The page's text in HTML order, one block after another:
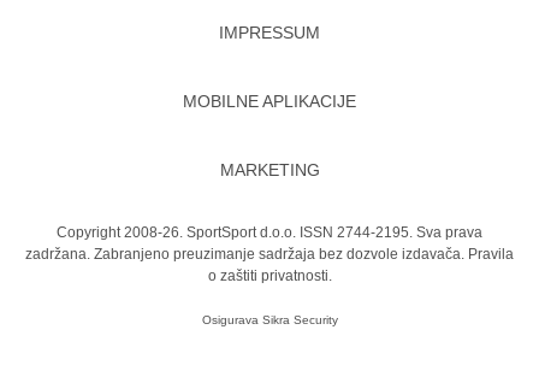
IMPRESSUM
MOBILNE APLIKACIJE
MARKETING
Copyright 2008-26. SportSport d.o.o. ISSN 2744-2195. Sva prava
zadržana. Zabranjeno preuzimanje sadržaja bez dozvole izdavača. Pravila
o zaštiti privatnosti.
Osigurava Sikra Security